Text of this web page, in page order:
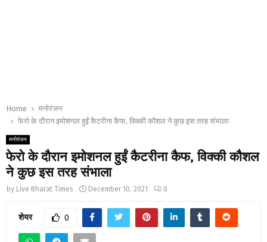
Home
मनोरंजन
फेरो के दौरान इमोशनल हुईं कैटरीना कैफ, विक्की कौशल ने कुछ इस तरह संभाला
मनोरंजन
फेरो के दौरान इमोशनल हुईं कैटरीना कैफ, विक्की कौशल
ने कुछ इस तरह संभाला
by Live Bharat Times December 10, 2021 0
शेयर 0